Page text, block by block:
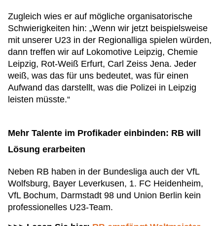
Zugleich wies er auf mögliche organisatorische
Schwierigkeiten hin: „Wenn wir jetzt beispielsweise
mit unserer U23 in der Regionalliga spielen würden,
dann treffen wir auf Lokomotive Leipzig, Chemie
Leipzig, Rot-Weiß Erfurt, Carl Zeiss Jena. Jeder
weiß, was das für uns bedeutet, was für einen
Aufwand das darstellt, was die Polizei in Leipzig
leisten müsste.“
Mehr Talente im Profikader einbinden: RB will
Lösung erarbeiten
Neben RB haben in der Bundesliga auch der VfL
Wolfsburg, Bayer Leverkusen, 1. FC Heidenheim,
VfL Bochum, Darmstadt 98 und Union Berlin kein
professionelles U23-Team.